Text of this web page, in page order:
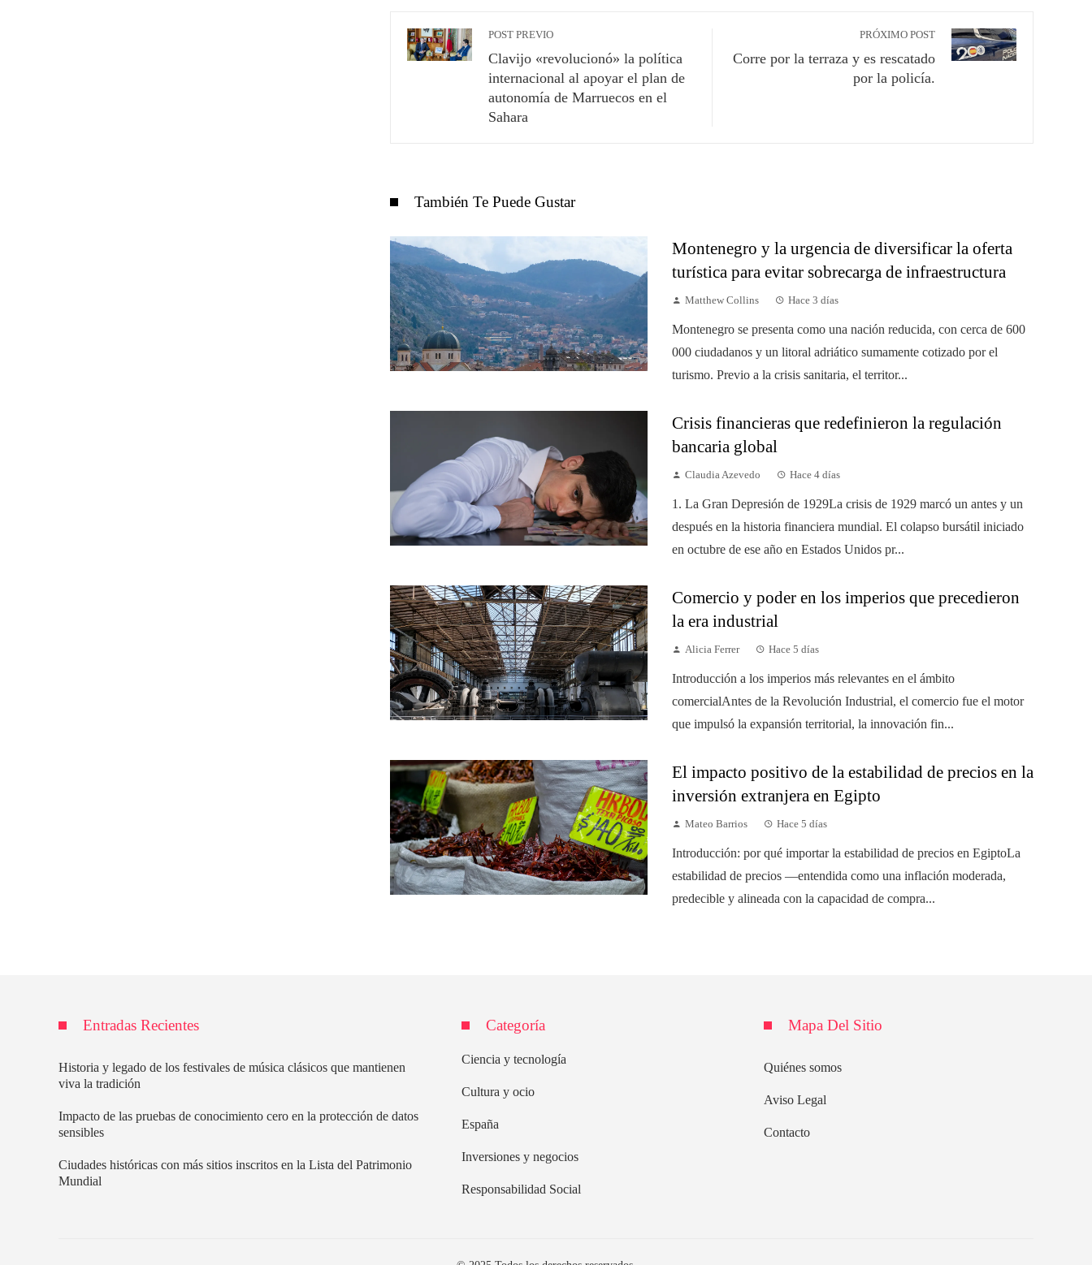
POST PREVIO
Clavijo «revolucionó» la política
internacional al apoyar el plan de
autonomía de Marruecos en el
Sahara
PRÓXIMO POST
Corre por la terraza y es rescatado
por la policía.
También Te Puede Gustar
Montenegro y la urgencia de diversificar la oferta
turística para evitar sobrecarga de infraestructura
Matthew Collins Hace 3 días
Montenegro se presenta como una nación reducida, con cerca de 600
000 ciudadanos y un litoral adriático sumamente cotizado por el
turismo. Previo a la crisis sanitaria, el territor...
Crisis financieras que redefinieron la regulación
bancaria global
Claudia Azevedo Hace 4 días
1. La Gran Depresión de 1929La crisis de 1929 marcó un antes y un
después en la historia financiera mundial. El colapso bursátil iniciado
en octubre de ese año en Estados Unidos pr...
Comercio y poder en los imperios que precedieron
la era industrial
Alicia Ferrer Hace 5 días
Introducción a los imperios más relevantes en el ámbito
comercialAntes de la Revolución Industrial, el comercio fue el motor
que impulsó la expansión territorial, la innovación fin...
El impacto positivo de la estabilidad de precios en la
inversión extranjera en Egipto
Mateo Barrios Hace 5 días
Introducción: por qué importar la estabilidad de precios en EgiptoLa
estabilidad de precios —entendida como una inflación moderada,
predecible y alineada con la capacidad de compra...
Entradas Recientes
Historia y legado de los festivales de música clásicos que mantienen
viva la tradición
Impacto de las pruebas de conocimiento cero en la protección de datos
sensibles
Ciudades históricas con más sitios inscritos en la Lista del Patrimonio
Mundial
Categoría
Ciencia y tecnología
Cultura y ocio
España
Inversiones y negocios
Responsabilidad Social
Mapa Del Sitio
Quiénes somos
Aviso Legal
Contacto